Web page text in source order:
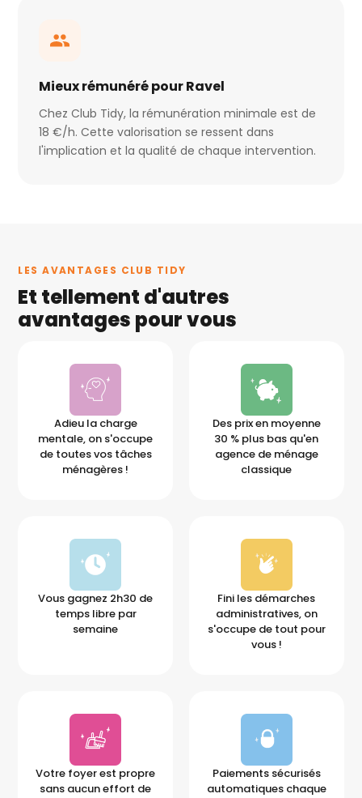
Mieux rémunéré pour Ravel
Chez Club Tidy, la rémunération minimale est de
18 €/h. Cette valorisation se ressent dans
l'implication et la qualité de chaque intervention.
LES AVANTAGES CLUB TIDY
Et tellement d'autres
avantages pour vous
Adieu la charge
mentale, on s'occupe
de toutes vos tâches
ménagères !
Des prix en moyenne
30 % plus bas qu'en
agence de ménage
classique
Vous gagnez 2h30 de
temps libre par
semaine
Fini les démarches
administratives, on
s'occupe de tout pour
vous !
Votre foyer est propre
sans aucun effort de
Paiements sécurisés
automatiques chaque